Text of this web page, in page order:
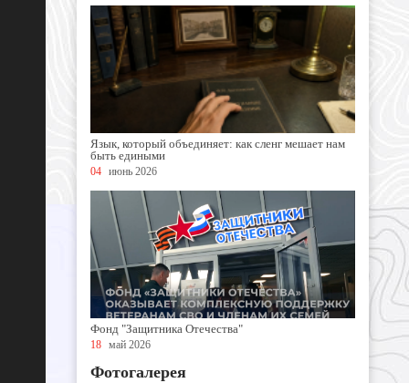
Язык, который объединяет: как сленг мешает нам
быть едиными
04 июнь 2026
Фонд "Защитника Отечества"
18 май 2026
Фотогалерея